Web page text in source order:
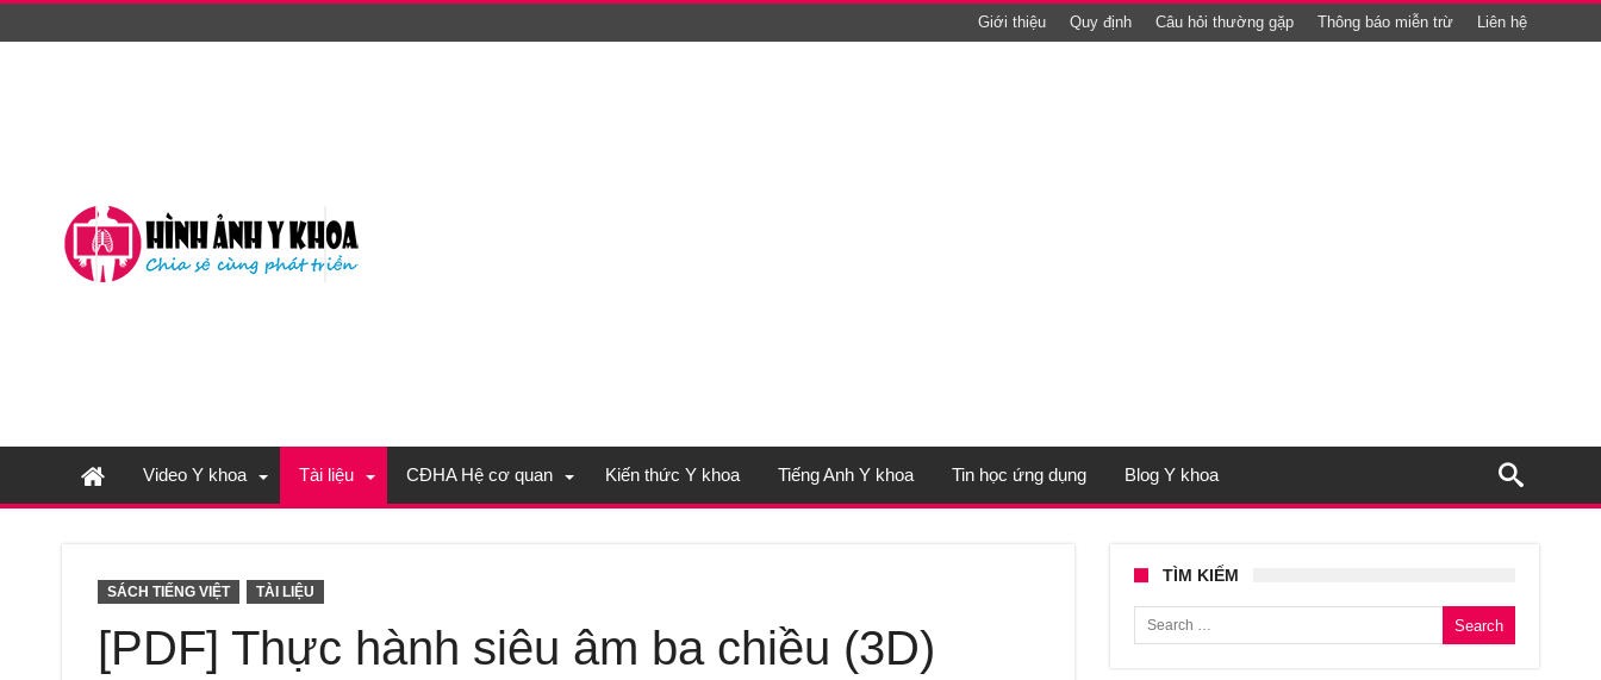
Giới thiệu Quy định Câu hỏi thường gặp Thông báo miễn trừ Liên hệ
Video Y khoa Tài liệu CĐHA Hệ cơ quan Kiến thức Y khoa Tiếng Anh Y khoa Tin học ứng dụng Blog Y khoa
SÁCH TIẾNG VIỆT TÀI LIỆU
[PDF] Thực hành siêu âm ba chiều (3D)
TÌM KIẾM
Search for: